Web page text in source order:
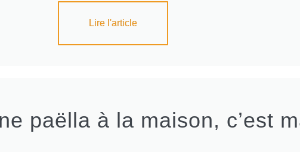
Lire l'article
paëlla à la maison, c’est